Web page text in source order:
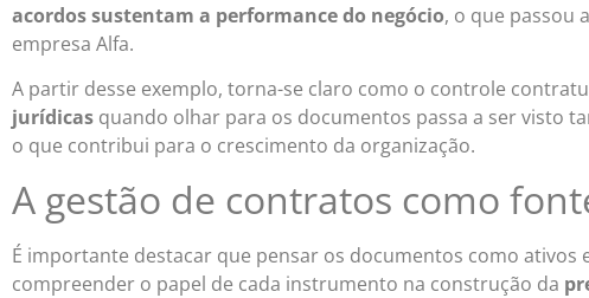
acordos sustentam a performance do negócio, o que passou
empresa Alfa.
A partir desse exemplo, torna-se claro como o controle
jurídicas quando olhar para os documentos passa a ser visto
o que contribui para o crescimento da organização.
A gestão de contratos como
É importante destacar que pensar os documentos como ativos
compreender o papel de cada instrumento na construção da